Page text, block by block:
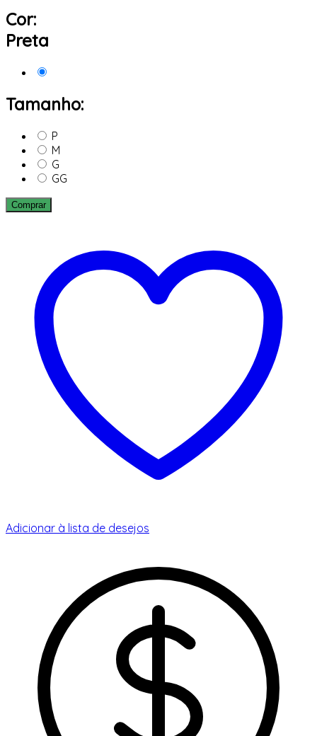
Cor:
Preta
Tamanho:
P
M
G
GG
Comprar
Adicionar à lista de desejos